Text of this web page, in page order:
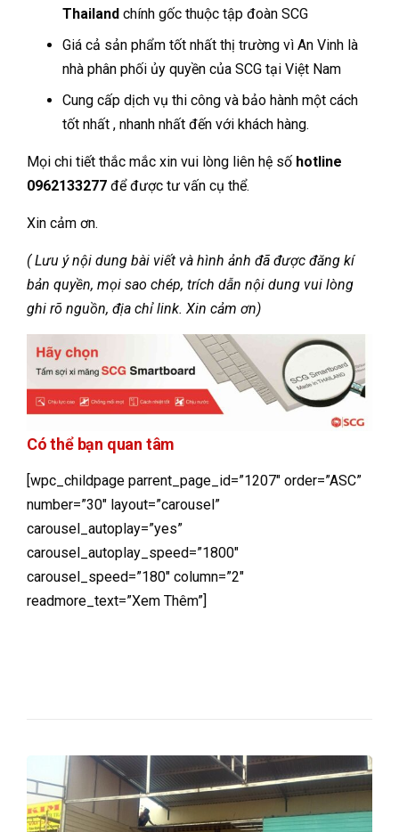
Thailand chính gốc thuộc tập đoàn SCG
Giá cả sản phẩm tốt nhất thị trường vì An Vinh là
nhà phân phối ủy quyền của SCG tại Việt Nam
Cung cấp dịch vụ thi công và bảo hành một cách
tốt nhất , nhanh nhất đến với khách hàng.
Mọi chi tiết thắc mắc xin vui lòng liên hệ số hotline
0962133277 để được tư vấn cụ thể.
Xin cảm ơn.
( Lưu ý nội dung bài viết và hình ảnh đã được đăng kí
bản quyền, mọi sao chép, trích dẫn nội dung vui lòng
ghi rõ nguồn, địa chỉ link. Xin cảm ơn)
Có thể bạn quan tâm
[wpc_childpage parrent_page_id=”1207″ order=”ASC”
number=”30″ layout=”carousel”
carousel_autoplay=”yes”
carousel_autoplay_speed=”1800″
carousel_speed=”180″ column=”2″
readmore_text=”Xem Thêm”]